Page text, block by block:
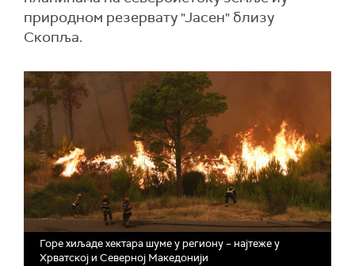
природном резервату "Јасен" близу
Скопља.
Горе хиљаде хектара шуме у региону – најтеже у
Хрватској и Северној Македонији